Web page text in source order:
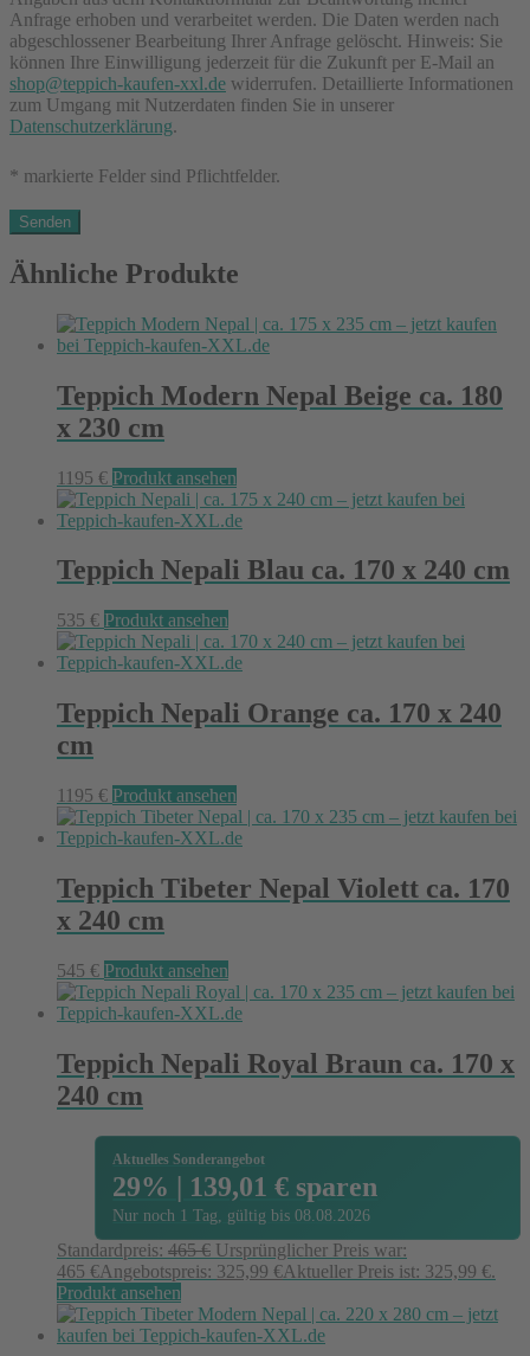
Anfrage erhoben und verarbeitet werden. Die Daten werden nach
abgeschlossener Bearbeitung Ihrer Anfrage gelöscht. Hinweis: Sie
können Ihre Einwilligung jederzeit für die Zukunft per E-Mail an
shop@teppich-kaufen-xxl.de widerrufen. Detaillierte Informationen
zum Umgang mit Nutzerdaten finden Sie in unserer
Datenschutzerklärung.
* markierte Felder sind Pflichtfelder.
Ähnliche Produkte
Teppich Modern Nepal Beige ca. 180
x 230 cm
1195 € Produkt ansehen
Teppich Nepali Blau ca. 170 x 240 cm
535 € Produkt ansehen
Teppich Nepali Orange ca. 170 x 240
cm
1195 € Produkt ansehen
Teppich Tibeter Nepal Violett ca. 170
x 240 cm
545 € Produkt ansehen
Teppich Nepali Royal Braun ca. 170 x
240 cm
Aktuelles Sonderangebot
29% | 139,01 € sparen
Nur noch 1 Tag, gültig bis 08.08.2026
Standardpreis: 465€ Ursprünglicher Preis war:
465 €Angebotspreis: 325,99 €Aktueller Preis ist: 325,99 €.
Produkt ansehen